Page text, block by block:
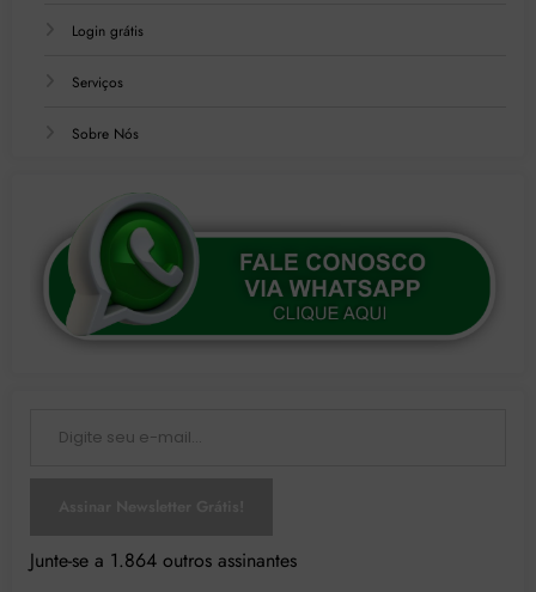
Login grátis
Serviços
Sobre Nós
Junte-se a 1.864 outros assinantes